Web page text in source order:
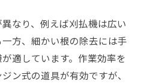
なり、例えば刈払機は広い
方、細かい根の除去には手
適しています。作業効率を
ン式の道具が有効ですが、